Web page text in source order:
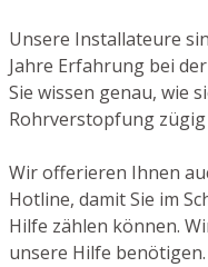
Unsere Installateure
Jahre Erfahrung bei
Sie wissen genau, wie
Rohrverstopfung
Wir offerieren Ihnen
Hotline, damit Sie im
Hilfe zählen können.
unsere Hilfe benötigen.